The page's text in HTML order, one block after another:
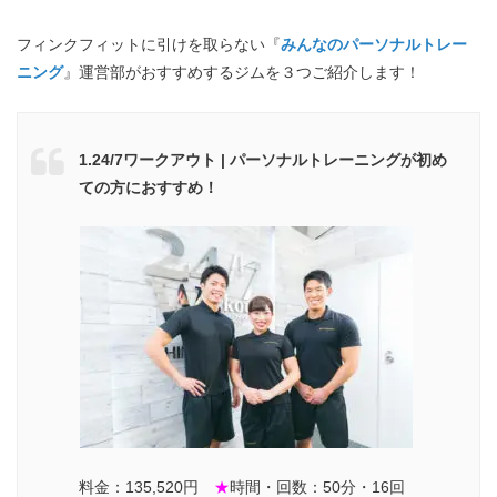
フィンクフィットに引けを取らない『みんなのパーソナルトレー
ニング』運営部がおすすめするジムを３つご紹介します！
1.24/7ワークアウト | パーソナルトレーニングが初め
ての方におすすめ！
料金：135,520円 ★時間・回数：50分・16回